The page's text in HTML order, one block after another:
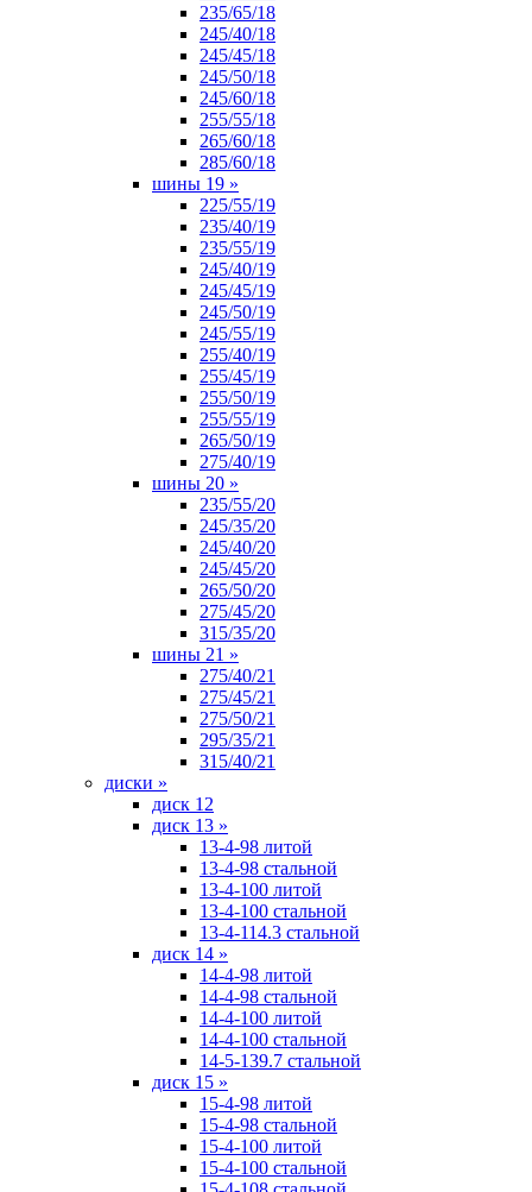
235/65/18
245/40/18
245/45/18
245/50/18
245/60/18
255/55/18
265/60/18
285/60/18
шины 19 »
225/55/19
235/40/19
235/55/19
245/40/19
245/45/19
245/50/19
245/55/19
255/40/19
255/45/19
255/50/19
255/55/19
265/50/19
275/40/19
шины 20 »
235/55/20
245/35/20
245/40/20
245/45/20
265/50/20
275/45/20
315/35/20
шины 21 »
275/40/21
275/45/21
275/50/21
295/35/21
315/40/21
диски »
диск 12
диск 13 »
13-4-98 литой
13-4-98 стальной
13-4-100 литой
13-4-100 стальной
13-4-114.3 стальной
диск 14 »
14-4-98 литой
14-4-98 стальной
14-4-100 литой
14-4-100 стальной
14-5-139.7 стальной
диск 15 »
15-4-98 литой
15-4-98 стальной
15-4-100 литой
15-4-100 стальной